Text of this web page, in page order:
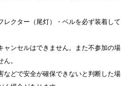
レクター（尾灯）・ベルを必ず装着して
ャンセルはできません。また不参加の場
。
などで安全が確保できないと判断した場